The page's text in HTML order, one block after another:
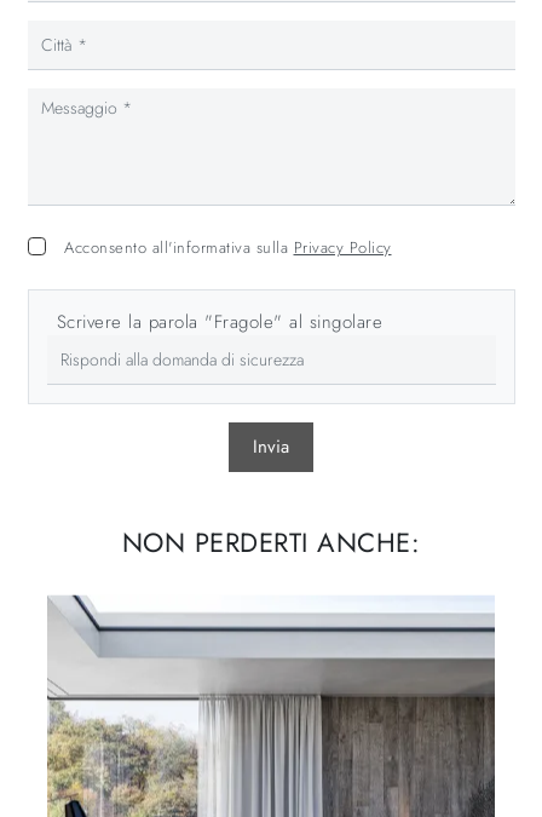
Acconsento all'informativa sulla Privacy Policy
Scrivere la parola "Fragole" al singolare
Invia
NON PERDERTI ANCHE: